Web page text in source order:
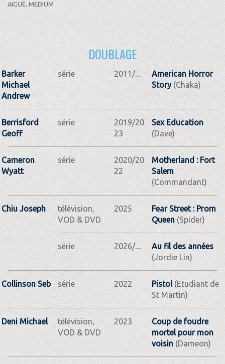
AIGUË, MEDIUM
DOUBLAGE
Barker
Michael
Andrew
série 2011/....
American Horror
Story(Chaka)
Berrisford
Geoff
série
2019/20
23
Sex Education
(Dave)
Cameron
Wyatt
série
2020/20
22
Motherland : Fort
Salem
(Commandant)
Chiu Joseph
télévision,
VOD & DVD
2025
Fear Street : Prom
Queen(Spider)
série 2026/....
Au fil des années
(Jordie Lin)
Collinson Seb série 2022 Pistol(Etudiant de
St Martin)
Deni Michael
télévision,
VOD & DVD
2023
Coup de foudre
mortel pour mon
voisin(Dameon)